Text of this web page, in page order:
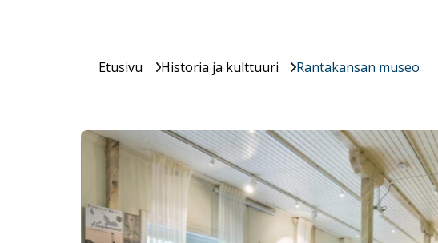
Etusivu Historia ja kulttuuri Rantakansan museo